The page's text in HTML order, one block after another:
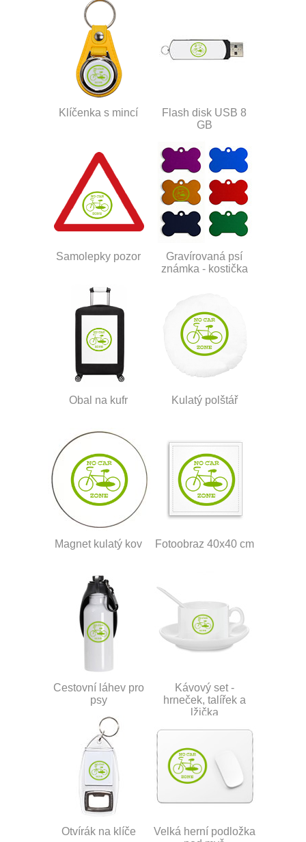
Klíčenka s mincí
Flash disk USB 8
GB
Samolepky pozor
Gravírovaná psí
známka - kostička
Obal na kufr Kulatý polštář
Magnet kulatý kov Fotoobraz 40x40 cm
Cestovní láhev pro
psy
Kávový set -
hrneček, talířek a
lžička
Otvírák na klíče
Velká herní podložka